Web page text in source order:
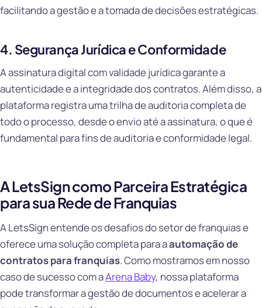
facilitando a gestão e a tomada de decisões estratégicas.
4. Segurança Jurídica e Conformidade
A assinatura digital com validade jurídica garante a
autenticidade e a integridade dos contratos. Além disso, a
plataforma registra uma trilha de auditoria completa de
todo o processo, desde o envio até a assinatura, o que é
fundamental para fins de auditoria e conformidade legal.
A LetsSign como Parceira Estratégica
para sua Rede de Franquias
A LetsSign entende os desafios do setor de franquias e
oferece uma solução completa para aautomação de
contratos para franquias. Como mostramos em nosso
caso de sucesso com aArena Baby, nossa plataforma
pode transformar a gestão de documentos e acelerar a